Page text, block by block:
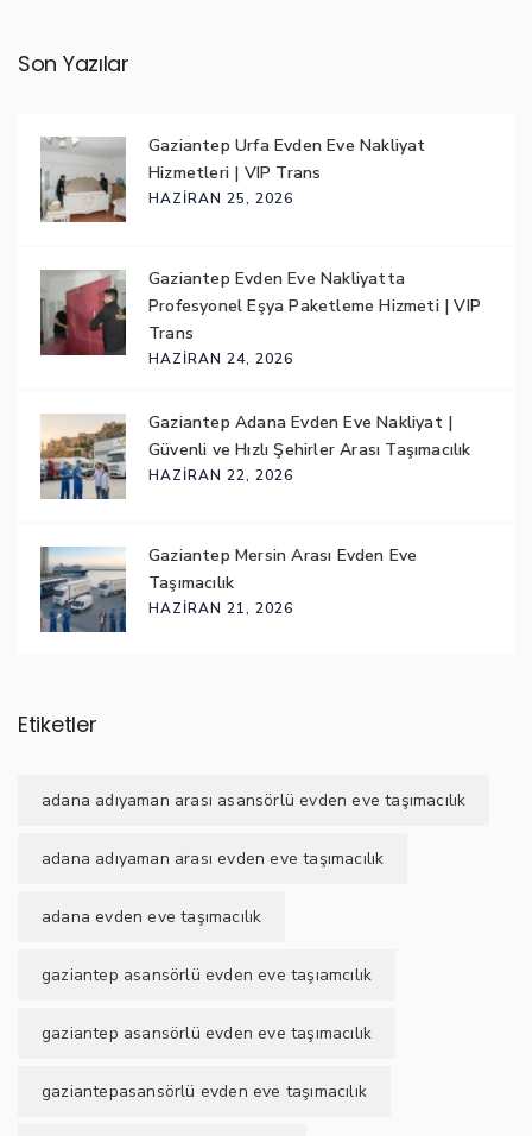
Son Yazılar
Gaziantep Urfa Evden Eve Nakliyat
Hizmetleri | VIP Trans
HAZIRAN 25, 2026
Gaziantep Evden Eve Nakliyatta
Profesyonel Eşya Paketleme Hizmeti | VIP
Trans
HAZIRAN 24, 2026
Gaziantep Adana Evden Eve Nakliyat |
Güvenli ve Hızlı Şehirler Arası Taşımacılık
HAZIRAN 22, 2026
Gaziantep Mersin Arası Evden Eve
Taşımacılık
HAZIRAN 21, 2026
Etiketler
adana adıyaman arası asansörlü evden eve taşımacılık
adana adıyaman arası evden eve taşımacılık
adana evden eve taşımacılık
gaziantep asansörlü evden eve taşıamcılık
gaziantep asansörlü evden eve taşımacılık
gaziantepasansörlü evden eve taşımacılık